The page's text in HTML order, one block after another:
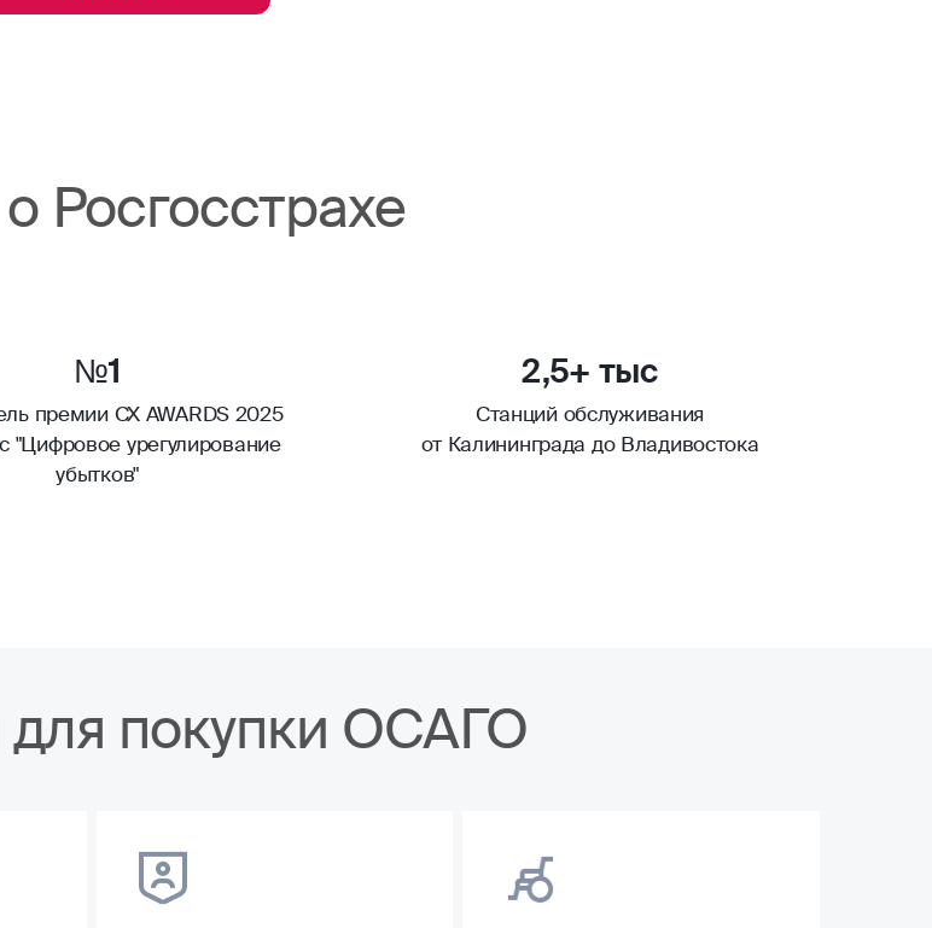
Росгосстрахе
№1
премии CX AWARDS 2025
"Цифровое урегулирование
убытков"
2,5+ тыс
Станций обслуживания
от Калининграда до Владивостока
покупки ОСАГО